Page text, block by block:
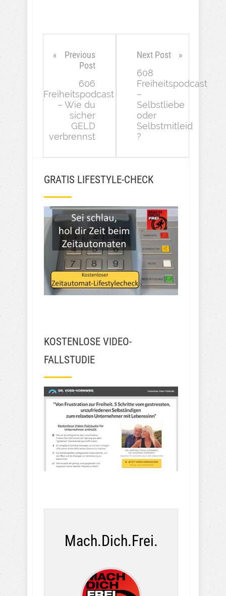
Previous
Post
606
Freiheitspodcast
– Wie du
sicher
GELD
verbrennst
Next Post
608
Freiheitspodcast
–
Selbstliebe
oder
Selbstmitleid
?
GRATIS LIFESTYLE-CHECK
KOSTENLOSE VIDEO-
FALLSTUDIE
Mach.Dich.Frei.